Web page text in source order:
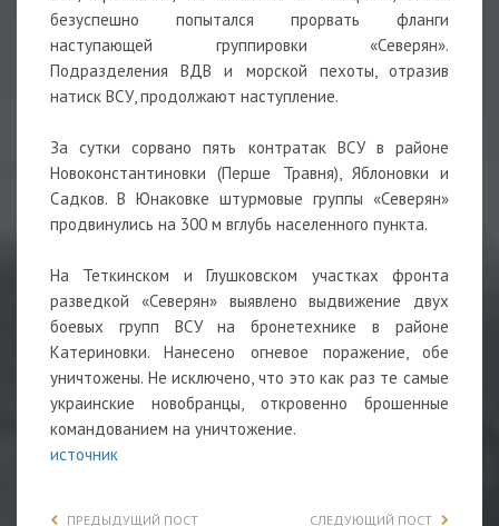
безуспешно попытался прорвать фланги
наступающей группировки «Северян».
Подразделения ВДВ и морской пехоты, отразив
натиск ВСУ, продолжают наступление.
За сутки сорвано пять контратак ВСУ в районе
Новоконстантиновки (Перше Травня), Яблоновки и
Садков. В Юнаковке штурмовые группы «Северян»
продвинулись на 300 м вглубь населенного пункта.
На Теткинском и Глушковском участках фронта
разведкой «Северян» выявлено выдвижение двух
боевых групп ВСУ на бронетехнике в районе
Катериновки. Нанесено огневое поражение, обе
уничтожены. Не исключено, что это как раз те самые
украинские новобранцы, откровенно брошенные
командованием на уничтожение.
источник
ПРЕДЫДУЩИЙ ПОСТ СЛЕДУЮЩИЙ ПОСТ